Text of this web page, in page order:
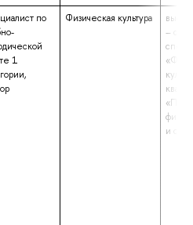
по
1
Физическая культура
–
и